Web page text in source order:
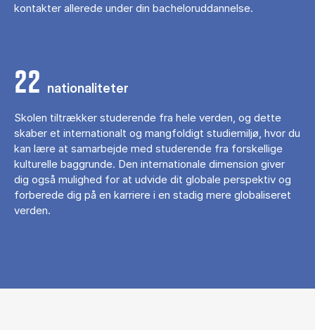
kontakter allerede under din bacheloruddannelse.
22 nationaliteter
Skolen tiltrækker studerende fra hele verden, og dette
skaber et internationalt og mangfoldigt studiemiljø, hvor du
kan lære at samarbejde med studerende fra forskellige
kulturelle baggrunde. Den internationale dimension giver
dig også mulighed for at udvide dit globale perspektiv og
forberede dig på en karriere i en stadig mere globaliseret
verden.